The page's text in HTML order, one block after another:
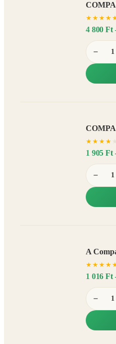
★ ★ ★ ★
4 800 Ft
−
★ ★ ★ ★
1 905 Ft
−
A
★ ★ ★ ★
1 016 Ft
−